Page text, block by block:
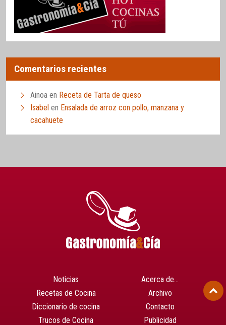
Comentarios recientes
Ainoa en Receta de Tarta de queso
Isabel en Ensalada de arroz con pollo, manzana y
cacahuete
Noticias
Recetas de Cocina
Diccionario de cocina
Trucos de Cocina
Acerca de…
Archivo
Contacto
Publicidad